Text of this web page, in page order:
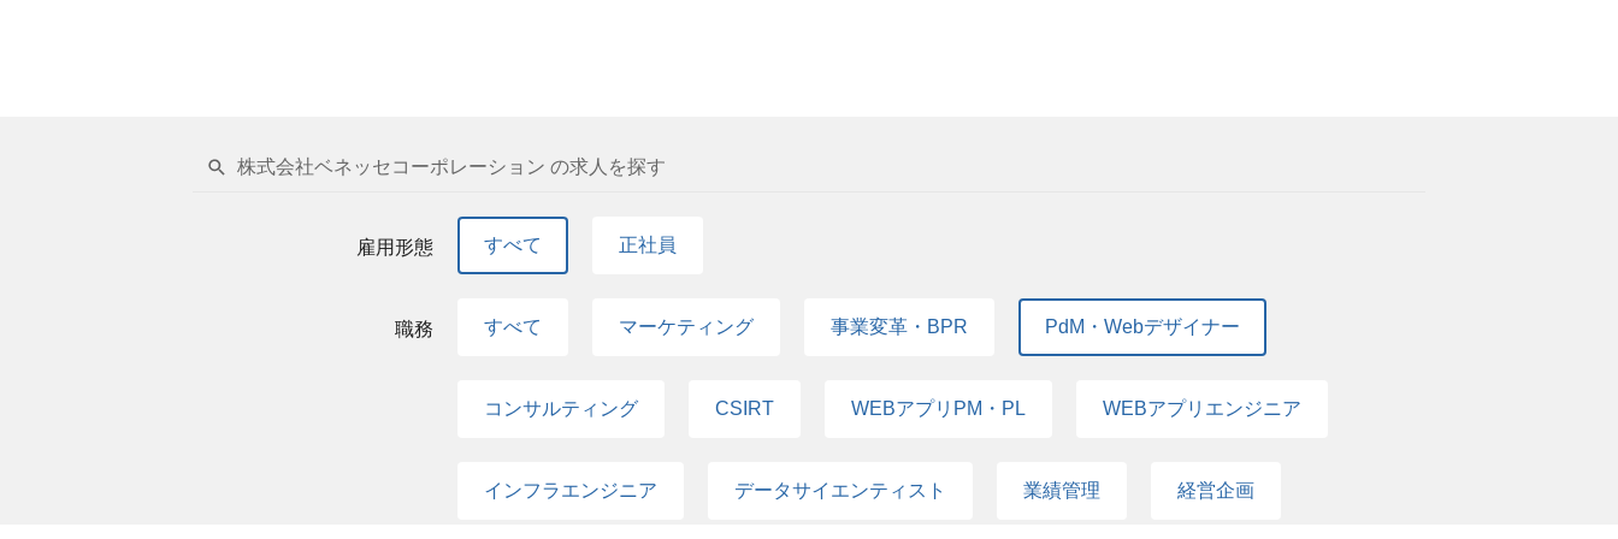
株式会社ベネッセコーポレーション の求人を探す
雇用形態 すべて 正社員
職務 すべて マーケティング 事業変革・BPR PdM・Webデザイナー
コンサルティング CSIRT WEBアプリPM・PL WEBアプリエンジニア
インフラエンジニア データサイエンティスト 業績管理 経営企画